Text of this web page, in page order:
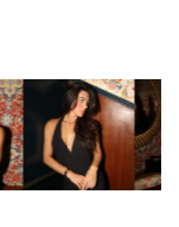
visual
romanos em